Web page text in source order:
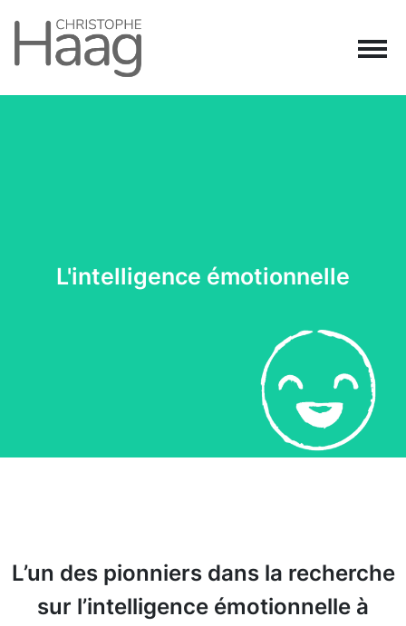
Navigation principale
L'intelligence émotionnelle
L’un des pionniers dans la recherche
sur l’intelligence émotionnelle à